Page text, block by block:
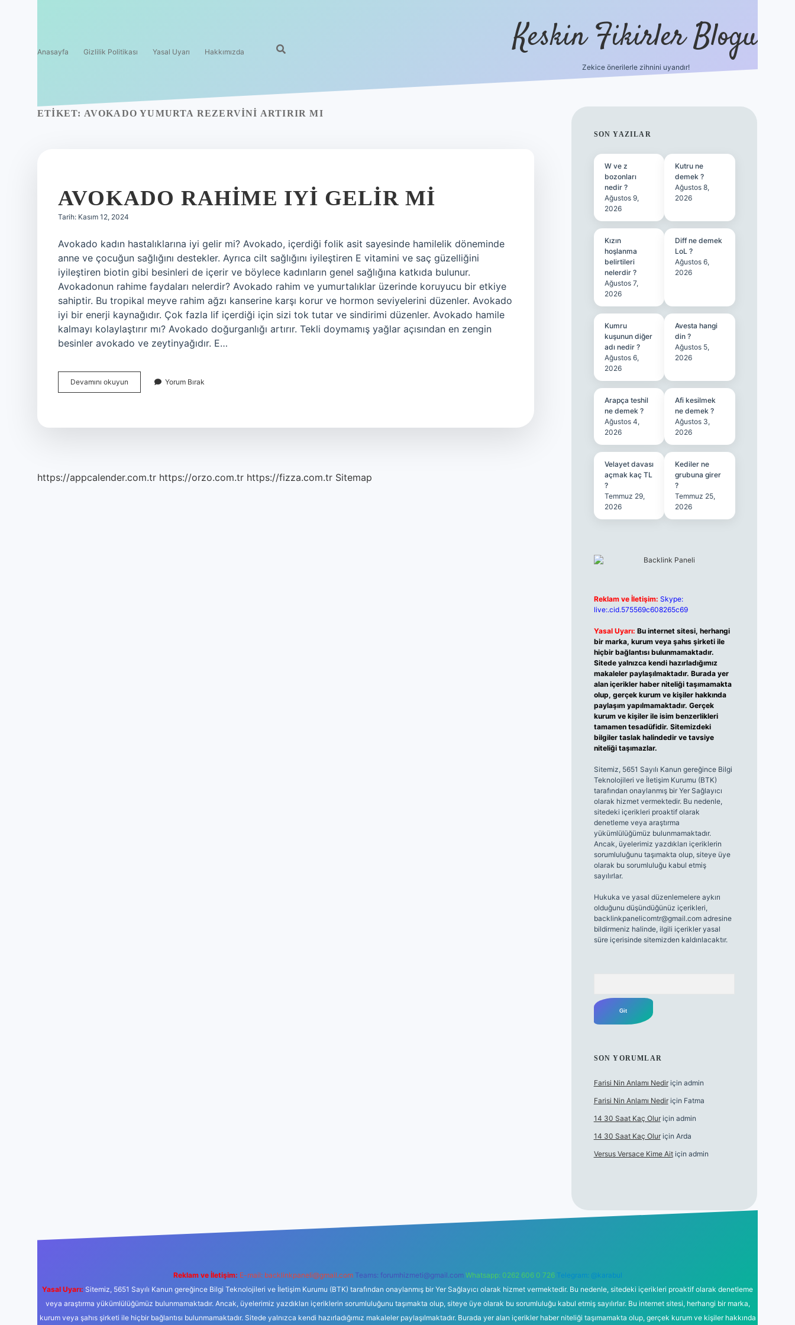
Anasayfa Gizlilik Politikası Yasal Uyarı Hakkımızda Keskin Fikirler Blogu
Zekice önerilerle zihnini uyandır!
ETIKET: AVOKADO YUMURTA REZERVINI ARTIRIR MI
AVOKADO RAHIME IYI GELIR MI
Tarih: Kasım 12, 2024
Avokado kadın hastalıklarına iyi gelir mi? Avokado, içerdiği folik asit sayesinde hamilelik döneminde
anne ve çocuğun sağlığını destekler. Ayrıca cilt sağlığını iyileştiren E vitamini ve saç güzelliğini
iyileştiren biotin gibi besinleri de içerir ve böylece kadınların genel sağlığına katkıda bulunur.
Avokadonun rahime faydaları nelerdir? Avokado rahim ve yumurtalıklar üzerinde koruyucu bir etkiye
sahiptir. Bu tropikal meyve rahim ağzı kanserine karşı korur ve hormon seviyelerini düzenler. Avokado
iyi bir enerji kaynağıdır. Çok fazla lif içerdiği için sizi tok tutar ve sindirimi düzenler. Avokado hamile
kalmayı kolaylaştırır mı? Avokado doğurganlığı artırır. Tekli doymamış yağlar açısından en zengin
besinler avokado ve zeytinyağıdır. E…
Devamını okuyun Avokado
Rahime
Yorum Bırak
https://appcalender.com.tr https://orzo.com.tr https://fizza.com.tr Sitemap
SIDEBAR
SON YAZILAR
W ve z
bozonları
nedir ?
Ağustos 9,
2026
Kutru ne
demek ?
Ağustos 8,
2026
Kızın
hoşlanma
belirtileri
nelerdir ?
Ağustos 7,
2026
Diff ne demek
LoL ?
Ağustos 6,
2026
Kumru
kuşunun diğer
adı nedir ?
Ağustos 6,
2026
Avesta hangi
din ?
Ağustos 5,
2026
Arapça teshil
ne demek ?
Ağustos 4,
2026
Afi kesilmek
ne demek ?
Ağustos 3,
2026
Velayet davası
açmak kaç TL
?
Temmuz 29,
2026
Kediler ne
grubuna girer
?
Temmuz 25,
2026
Reklam ve İletişim: Skype:
live:.cid.575569c608265c69
Yasal Uyarı: Bu internet sitesi, herhangi
bir marka, kurum veya şahıs şirketi ile
hiçbir bağlantısı bulunmamaktadır.
Sitede yalnızca kendi hazırladığımız
makaleler paylaşılmaktadır. Burada yer
alan içerikler haber niteliği taşımamakta
olup, gerçek kurum ve kişiler hakkında
paylaşım yapılmamaktadır. Gerçek
kurum ve kişiler ile isim benzerlikleri
tamamen tesadüfidir. Sitemizdeki
bilgiler taslak halindedir ve tavsiye
niteliği taşımazlar.
Sitemiz, 5651 Sayılı Kanun gereğince Bilgi
Teknolojileri ve İletişim Kurumu (BTK)
tarafından onaylanmış bir Yer Sağlayıcı
olarak hizmet vermektedir. Bu nedenle,
sitedeki içerikleri proaktif olarak
denetleme veya araştırma
yükümlülüğümüz bulunmamaktadır.
Ancak, üyelerimiz yazdıkları içeriklerin
sorumluluğunu taşımakta olup, siteye üye
olarak bu sorumluluğu kabul etmiş
sayılırlar.
Hukuka ve yasal düzenlemelere aykırı
olduğunu düşündüğünüz içerikleri,
backlinkpanelicomtr@gmail.comadresine
bildirmeniz halinde, ilgili içerikler yasal
süre içerisinde sitemizden kaldırılacaktır.
SON YORUMLAR
Farisi Nin Anlamı Nediriçin admin
Farisi Nin Anlamı Nediriçin Fatma
14 30 Saat Kaç Oluriçin admin
14 30 Saat Kaç Oluriçin Arda
Versus Versace Kime Aitiçin admin
Reklam ve İletişim: E-mail: backlinkpaneli@gmail.com Teams: forumhizmeti@gmail.com Whatsapp: 0262 606 0 726 Telegram: @karabul
Yasal Uyarı: Sitemiz, 5651 Sayılı Kanun gereğince Bilgi Teknolojileri ve İletişim Kurumu (BTK) tarafından onaylanmış bir Yer Sağlayıcı olarak hizmet vermektedir. Bu nedenle, sitedeki içerikleri proaktif olarak denetleme
veya araştırma yükümlülüğümüz bulunmamaktadır. Ancak, üyelerimiz yazdıkları içeriklerin sorumluluğunu taşımakta olup, siteye üye olarak bu sorumluluğu kabul etmiş sayılırlar. Bu internet sitesi, herhangi bir marka,
kurum veya şahıs şirketi ile hiçbir bağlantısı bulunmamaktadır. Sitede yalnızca kendi hazırladığımız makaleler paylaşılmaktadır. Burada yer alan içerikler haber niteliği taşımamakta olup, gerçek kurum ve kişiler hakkında